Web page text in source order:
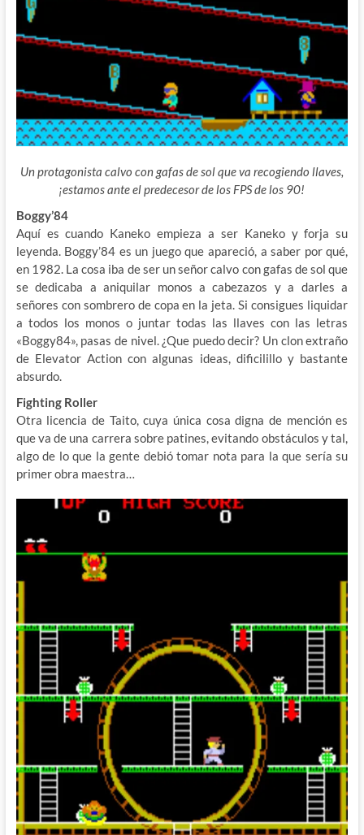
Un protagonista calvo con gafas de sol que va recogiendo llaves,
¡estamos ante el predecesor de los FPS de los 90!
Boggy’84
Aquí es cuando Kaneko empieza a ser Kaneko y forja su
leyenda. Boggy’84 es un juego que apareció, a saber por qué,
en 1982. La cosa iba de ser un señor calvo con gafas de sol que
se dedicaba a aniquilar monos a cabezazos y a darles a
señores con sombrero de copa en la jeta. Si consigues liquidar
a todos los monos o juntar todas las llaves con las letras
«Boggy84», pasas de nivel. ¿Que puedo decir? Un clon extraño
de Elevator Action con algunas ideas, dificilillo y bastante
absurdo.
Fighting Roller
Otra licencia de Taito, cuya única cosa digna de mención es
que va de una carrera sobre patines, evitando obstáculos y tal,
algo de lo que la gente debió tomar nota para la que sería su
primer obra maestra…